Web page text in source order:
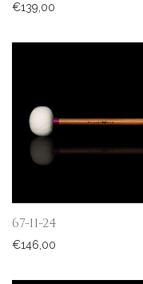
€139,00
67-11-24
€146,00